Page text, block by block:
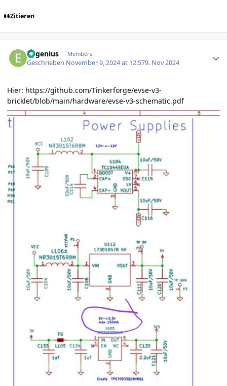
Zitieren
Eugenius Members
Geschrieben November 9, 2024 at 12:579. Nov 2024
Hier: https://github.com/Tinkerforge/evse-v3-
bricklet/blob/main/hardware/evse-v3-schematic.pdf